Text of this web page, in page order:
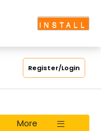
Register/Login
More
INSTALL